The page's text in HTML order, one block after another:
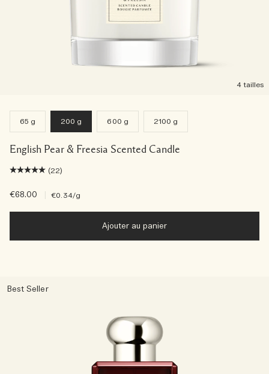
4 tailles
65 g 200 g 600 g 2100 g
English Pear & Freesia Scented Candle
(22)
€68.00 €0.34/g
Ajouter au panier
Best Seller